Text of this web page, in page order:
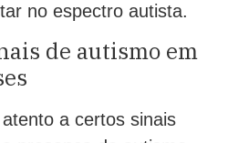
no espectro autista.
de autismo em
a certos sinais